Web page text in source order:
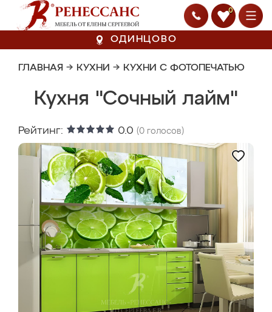
0
ОДИНЦОВО
ГЛАВНАЯ → КУХНИ → КУХНИ С ФОТОПЕЧАТЬЮ
Кухня "Сочный лайм"
Рейтинг: 0.0 (0 голосов)